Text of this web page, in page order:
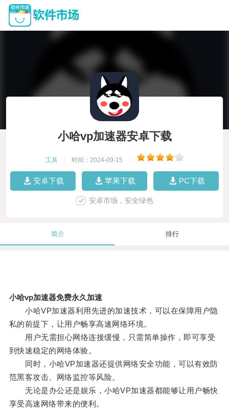
小哈vp加速器安卓下载
工具 时间：2024-09-15
安卓下载 苹果下载 PC下载
安卓市场，安全绿色
简介 排行
小哈vp加速器免费永久加速
小哈VP加速器利用先进的加速技术，可以在保障用户隐
私的前提下，让用户畅享高速网络环境。
用户无需担心网络连接缓慢，只需简单操作，即可享受
到快速稳定的网络体验。
同时，小哈VP加速器还提供网络安全功能，可以有效防
范黑客攻击、网络监控等风险。
无论是办公还是娱乐，小哈VP加速器都能够让用户畅快
享受高速网络带来的便利。